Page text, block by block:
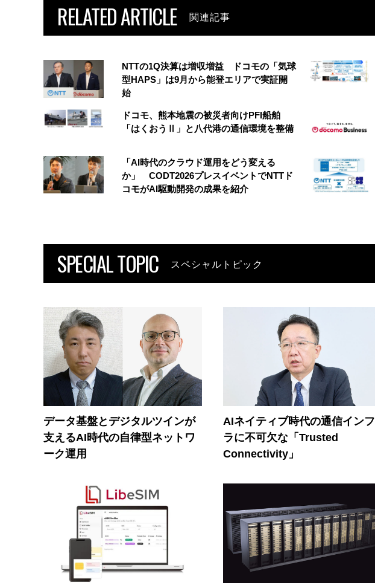
RELATED ARTICLE 関連記事
NTTの1Q決算は増収増益 ドコモの「気球
型HAPS」は9月から能登エリアで実証開
始
ドコモ、熊本地震の被災者向けPFI船舶
「はくおうⅡ」と八代港の通信環境を整備
「AI時代のクラウド運用をどう変える
か」 CODT2026プレスイベントでNTTド
コモがAI駆動開発の成果を紹介
SPECIAL TOPIC スペシャルトピック
データ基盤とデジタルツインが
支えるAI時代の自律型ネットワ
ーク運用
AIネイティブ時代の通信インフ
ラに不可欠な「Trusted
Connectivity」